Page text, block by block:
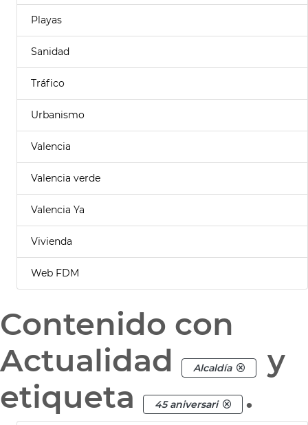
Playas
Sanidad
Tráfico
Urbanismo
Valencia
Valencia verde
Valencia Ya
Vivienda
Web FDM
Contenido con
Actualidad
Alcaldía
y
etiqueta
45 aniversari .